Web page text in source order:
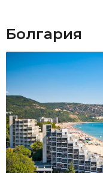
Болгария